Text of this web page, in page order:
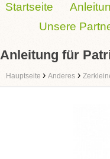
Startseite
Unsere
Anleitung für
Hauptseite › Anderes ›